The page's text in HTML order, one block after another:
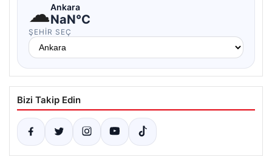
☁Ankara
NaN°C
ŞEHIR SEÇ
Bizi Takip Edin